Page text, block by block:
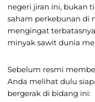
negeri jiran ini, bukan
saham perkebunan di
mengingat
minyak sawit dunia
Sebelum resmi
Anda melihat dulu
bergerak di bidang ini: